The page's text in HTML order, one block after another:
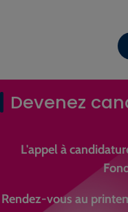
Devenez
L'appel à
Rendez-vous au